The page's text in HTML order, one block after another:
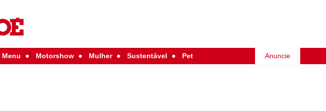
Menu Motorshow Mulher Sustentável Pet Anuncie